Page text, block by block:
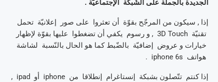
الجديدة بالجملة على الشّبكة الإجتماعيّة .
إذا , سيكون من المرجّح بقوّة أن تعثروا على صور إعلانيّة تحمل
تقنيّة 3D Touch , و رسوم يكفي أن تضغطوا عليها بقوّة لإظهار
خيارات و عروض إضافيّة بالضّبط كما هو الحال بالنّسبة لشاشة
هواتف iphone 6s .
إذا كنتم تتّصلون بشبكة إنستاغرام إنطلاقا من iphone أو ipad ,